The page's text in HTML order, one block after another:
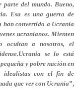
del mundo. Bueno,
Esa es una guerra de
han convertido a Ucrania
ucranianos. Mienten
ocultan a nosotros, el
se lo está
y pobre nación en
idealistas con el fin de
que ver con Ucrania”,